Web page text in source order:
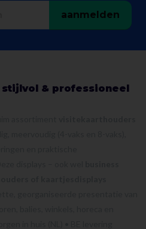
aanmelden
& professioneel